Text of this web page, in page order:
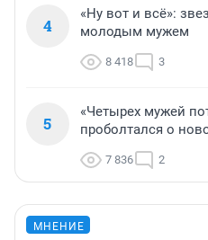
4
«Ну вот и всё»:
молодым мужем
8 418 3
5
«Четырех мужей
проболтался о
7 836 2
МНЕНИЕ